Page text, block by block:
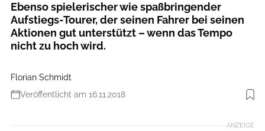
Ebenso spielerischer wie spaßbringender
Aufstiegs-Tourer, der seinen Fahrer bei seinen
Aktionen gut unterstützt – wenn das Tempo
nicht zu hoch wird.
Florian Schmidt
Veröffentlicht am 16.11.2018
Foto: Scott
ANZEIGE